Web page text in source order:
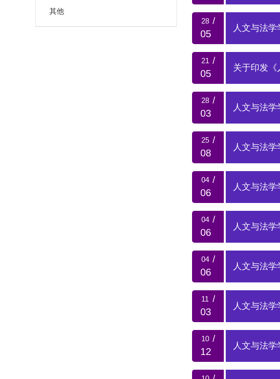
其他
28 /
05
人文与法学
21 /
05
关于印发《
28 /
03
人文与法学
25 /
08
人文与法
04 /
06
人文与法
04 /
06
人文与法学
04 /
06
人文与法学
11 /
03
人文与法学
10 /
12
人文与法学